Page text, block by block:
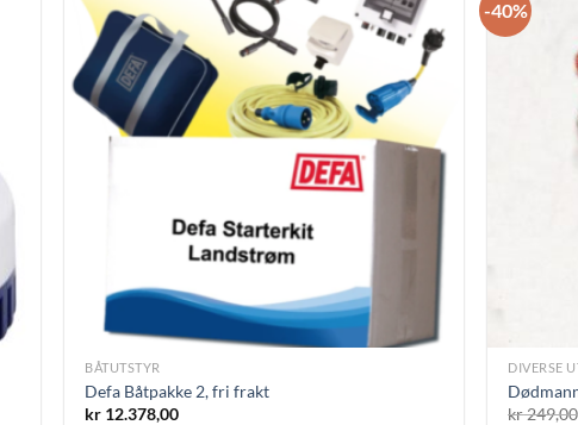
BÅTUTSTYR
Defa Båtpakke 2, fri frakt
kr 12.378,00
-40%
DIVERSE
kr249,00